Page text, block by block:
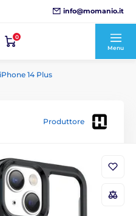
info@momanio.it
0
Menu
iPhone 14 Plus
Produttore